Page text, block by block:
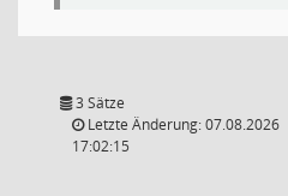
3 Sätze
Letzte Änderung: 07.08.2026
17:02:15